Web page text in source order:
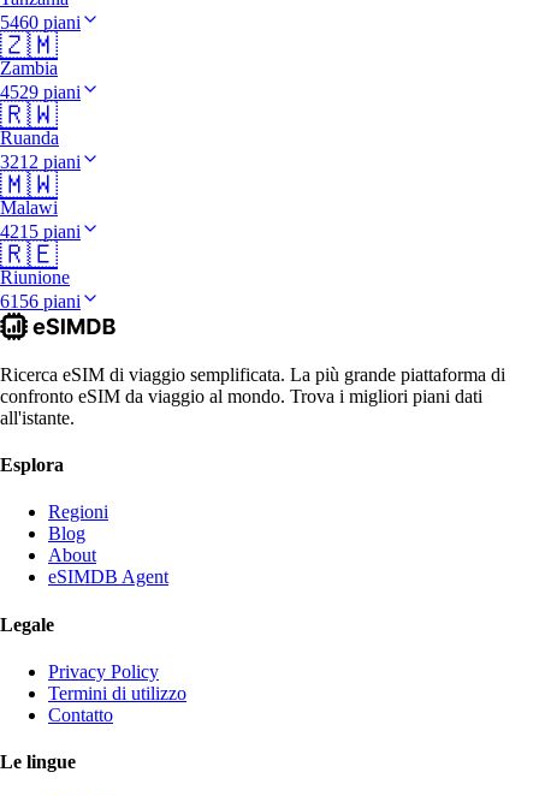
5460 piani
🇿🇲
Zambia
4529 piani
🇷🇼
Ruanda
3212 piani
🇲🇼
Malawi
4215 piani
🇷🇪
Riunione
6156 piani
Ricerca eSIM di viaggio semplificata. La più grande piattaforma di
confronto eSIM da viaggio al mondo. Trova i migliori piani dati
all'istante.
Esplora
Regioni
Blog
About
eSIMDB Agent
Legale
Privacy Policy
Termini di utilizzo
Contatto
Le lingue